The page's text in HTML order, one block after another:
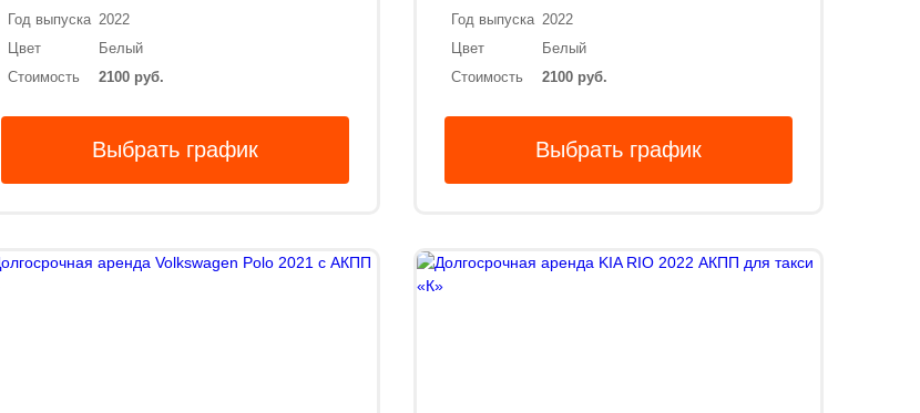
Год выпуска 2022
Цвет
Белый
Стоимость
2100 руб.
Выбрать график
Год выпуска 2022
Цвет
Белый
Стоимость
2100 руб.
Выбрать график